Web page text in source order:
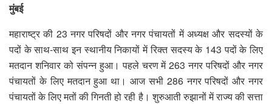
मुंबई
महाराष्ट्र की 23 नगर परिषदों और नगर पंचायतों में अध्यक्ष और सदस्यों के
पदों के साथ-साथ इन स्थानीय निकायों में रिक्त सदस्य के 143 पदों के लिए
मतदान शनिवार को संपन्न हुआ। पहले चरण में 263 नगर परिषदों और नगर
पंचायतों के लिए मतदान हुआ था। आज सभी 286 नगर परिषदों और नगर
पंचायतों के लिए मतों की गिनती हो रही है। शुरुआती रुझानों में राज्य की सत्ता